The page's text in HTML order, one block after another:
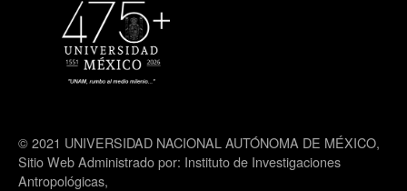
© 2021 UNIVERSIDAD NACIONAL AUTÓNOMA DE MÉXICO,
Sitio Web Administrado por: Instituto de Investigaciones
Antropológicas,